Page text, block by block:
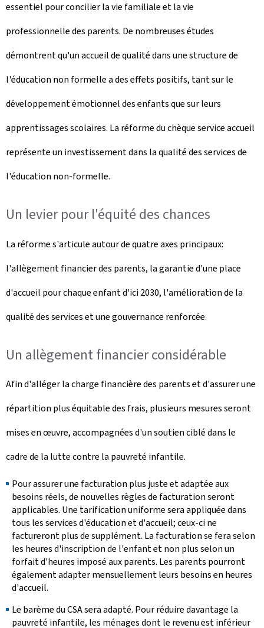
essentiel pour concilier la vie familiale et la vie
professionnelle des parents. De nombreuses études
démontrent qu'un accueil de qualité dans une structure de
l'éducation non formelle a des effets positifs, tant sur le
développement émotionnel des enfants que sur leurs
apprentissages scolaires. La réforme du chèque service accueil
représente un investissement dans la qualité des services de
l'éducation non-formelle.
Un levier pour l'équité des chances
La réforme s'articule autour de quatre axes principaux:
l'allègement financier des parents, la garantie d'une place
d'accueil pour chaque enfant d'ici 2030, l'amélioration de la
qualité des services et une gouvernance renforcée.
Un allègement financier considérable
Afin d'alléger la charge financière des parents et d'assurer une
répartition plus équitable des frais, plusieurs mesures seront
mises en œuvre, accompagnées d'un soutien ciblé dans le
cadre de la lutte contre la pauvreté infantile.
Pour assurer une facturation plus juste et adaptée aux
besoins réels, de nouvelles règles de facturation seront
applicables. Une tarification uniforme sera appliquée dans
tous les services d'éducation et d'accueil; ceux-ci ne
factureront plus de supplément. La facturation se fera selon
les heures d'inscription de l'enfant et non plus selon un
forfait d'heures imposé aux parents. Les parents pourront
également adapter mensuellement leurs besoins en heures
d'accueil.
Le barème du CSA sera adapté. Pour réduire davantage la
pauvreté infantile, les ménages dont le revenu est inférieur